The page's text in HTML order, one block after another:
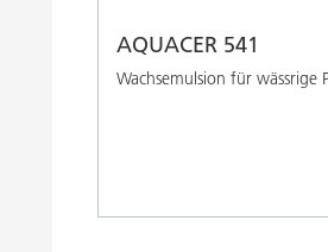
AQUACER 541
Wachsemulsion für wässrige